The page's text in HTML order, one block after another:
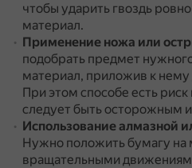
чтобы ударить гвоздь
материал.
Применение ножа или
подобрать предмет
материал, приложив к нему
При этом способе есть
следует быть осторожным
Использование алмазной
Нужно положить бумагу на
вращательными